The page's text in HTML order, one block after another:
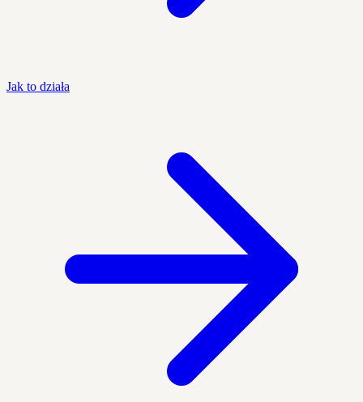
Jak to działa